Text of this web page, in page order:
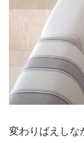
変わりばえしな